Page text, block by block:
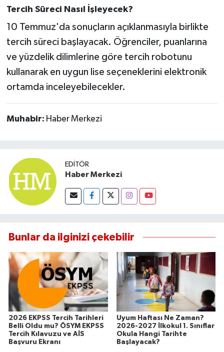
Tercih Süreci Nasıl İşleyecek?
10 Temmuz'da sonuçların açıklanmasıyla birlikte
tercih süreci başlayacak. Öğrenciler, puanlarına
ve yüzdelik dilimlerine göre tercih robotunu
kullanarak en uygun lise seçeneklerini elektronik
ortamda inceleyebilecekler.
Muhabir: Haber Merkezi
EDITÖR
Haber Merkezi
Bunlar da ilginizi çekebilir
2026 EKPSS Tercih Tarihleri
Belli Oldu mu? ÖSYM EKPSS
Tercih Kılavuzu ve AİS
Başvuru Ekranı
Uyum Haftası Ne Zaman?
2026-2027 İlkokul 1. Sınıflar
Okula Hangi Tarihte
Başlayacak?
TÜRKİYE
VİZYONDAKİLER
YAŞAM